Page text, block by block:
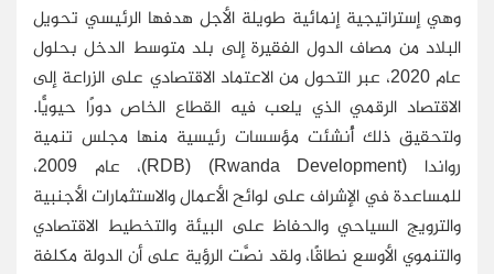
وهي إستراتيجية إنمائية طويلة الأجل هدفها الرئيسي تحويل
البلاد من مصاف الدول الفقيرة إلى بلد متوسط الدخل بحلول
عام 2020، عبر التحول من الاعتماد الاقتصادي على الزراعة إلى
الاقتصاد الرقمي الذي يلعب فيه القطاع الخاص دورًا حيويًّا.
ولتحقيق ذلك أُنشئت مؤسسات رئيسية منها مجلس تنمية
رواندا (Rwanda Development) (RDB)، عام 2009،
للمساعدة في الإشراف على لوائح الأعمال والاستثمارات الأجنبية
والترويج السياحي والحفاظ على البيئة والتخطيط الاقتصادي
والتنموي الأوسع نطاقًا، ولقد نصَّت الرؤية على أن الدولة مكلفة